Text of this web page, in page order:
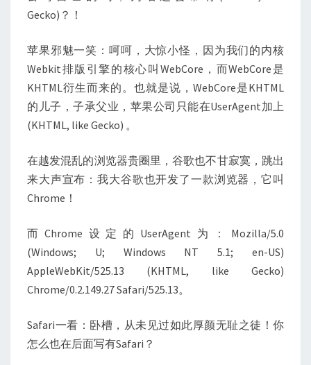
Gecko)？！
苹果邪魅一笑：呵呵，大惊小怪，因为我们的内核
Webkit排版引擎的核心叫WebCore，而WebCore是
KHTML衍生而来的。也就是说，WebCore是KHTML
的儿子，子承父业，苹果公司只能在UserAgent加上
(KHTML, like Gecko) 。
在越发混乱的浏览器贵圈里，谷歌也不甘寂寞，跳出
来大声宣布：我大谷歌也开发了一款浏览器，它叫
Chrome！
而Chrome设定的UserAgent为：Mozilla/5.0
(Windows; U; Windows NT 5.1; en-US)
AppleWebKit/525.13 (KHTML, like Gecko)
Chrome/0.2.149.27 Safari/525.13。
Safari一看：卧槽，从未见过如此厚颜无耻之徒！你
怎么也在后面写有Safari？